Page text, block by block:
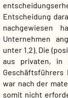
Entscheidung
nachgewiesen
Unternehmen
unter 1.2). Die
aus privaten, in
Geschäftsführers
war nach der
somit nicht